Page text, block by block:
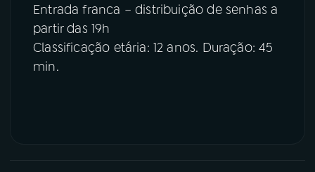
Entrada franca – distribuição de senhas a
partir das 19h
Classificação etária: 12 anos. Duração: 45
min.